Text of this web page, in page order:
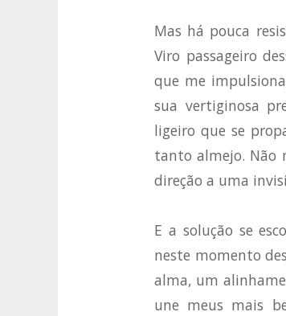
Mas há pouca
Viro passageiro
que me
sua vertiginosa
ligeiro que se
tanto almejo. Não
direção a uma
E a solução se
neste momento
alma, um
une meus mais